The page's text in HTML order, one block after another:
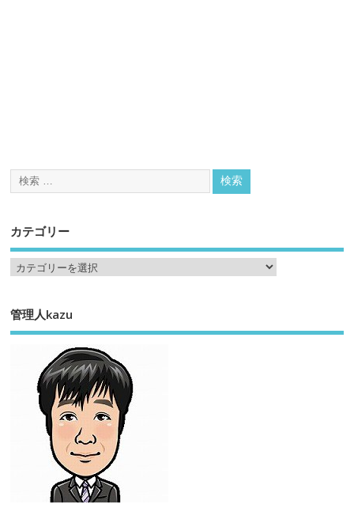
カテゴリー
管理人kazu